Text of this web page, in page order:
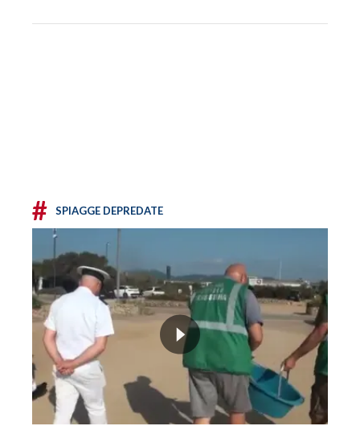
# SPIAGGE DEPREDATE